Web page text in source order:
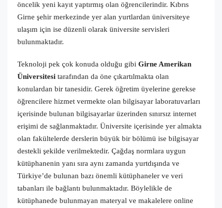
öncelik yeni kayıt yaptırmış olan öğrencilerindir. Kıbrıs
Girne şehir merkezinde yer alan yurtlardan üniversiteye
ulaşım için ise düzenli olarak üniversite servisleri
bulunmaktadır.
Teknoloji pek çok konuda olduğu gibi Girne Amerikan
Üniversitesi tarafından da öne çıkartılmakta olan
konulardan bir tanesidir. Gerek öğretim üyelerine gerekse
öğrencilere hizmet vermekte olan bilgisayar laboratuvarları
içerisinde bulunan bilgisayarlar üzerinden sınırsız internet
erişimi de sağlanmaktadır. Üniversite içerisinde yer almakta
olan fakültelerde derslerin büyük bir bölümü ise bilgisayar
destekli şekilde verilmektedir. Çağdaş normlara uygun
kütüphanenin yanı sıra aynı zamanda yurtdışında ve
Türkiye’de bulunan bazı önemli kütüphaneler ve veri
tabanları ile bağlantı bulunmaktadır. Böylelikle de
kütüphanede bulunmayan materyal ve makalelere online